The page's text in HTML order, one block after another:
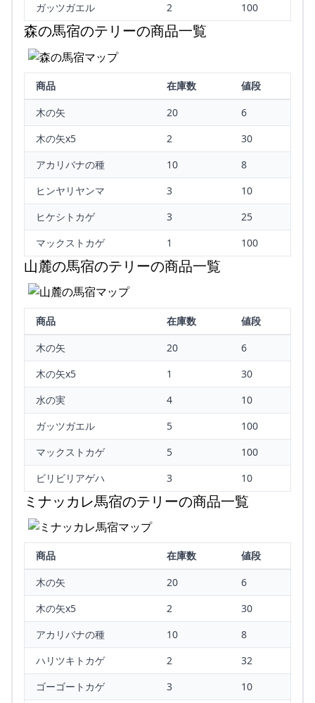
ガッツガエル
2 100
森の馬宿のテリーの商品一覧
商品 在庫数
値段
木の矢
20
6
木の矢x5
2
30
アカリバナの種
10
8
ヒンヤリヤンマ
3
10
ヒケシトカゲ
3
25
マックストカゲ
1 100
山麓の馬宿のテリーの商品一覧
商品 在庫数
値段
木の矢
20
6
木の矢x5
1
30
水の実
4
10
ガッツガエル
5
100
マックストカゲ
5
100
ビリビリアゲハ
3 10
ミナッカレ馬宿のテリーの商品一覧
商品 在庫数
値段
木の矢
20
6
木の矢x5
2
30
アカリバナの種
10
8
ハリツキトカゲ
2
32
ゴーゴートカゲ
3 10